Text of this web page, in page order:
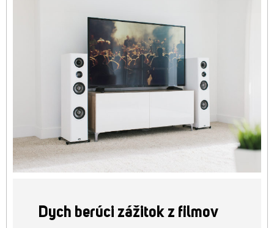
Dych berúci zážitok z filmov